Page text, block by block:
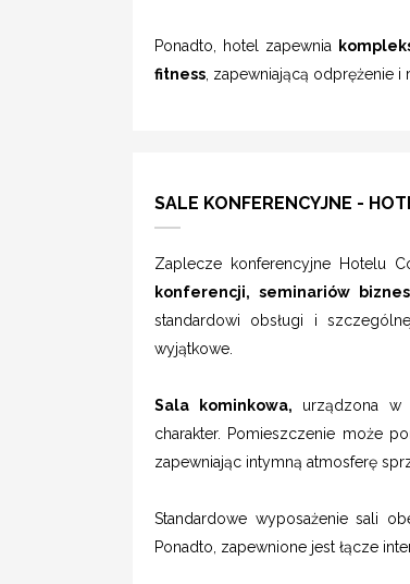
Ponadto, hotel zapewnia
fitness, zapewniającą odprężenie i
SALE KONFERENCYJNE -
Zaplecze konferencyjne Hotelu
konferencji, seminariów
standardowi obsługi i
wyjątkowe.
Sala kominkowa, urządzona w
charakter. Pomieszczenie może
zapewniając intymną atmosferę
Standardowe wyposażenie sali
Ponadto, zapewnione jest łącze